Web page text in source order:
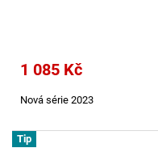
1 085 Kč
Nová série 2023
Tip